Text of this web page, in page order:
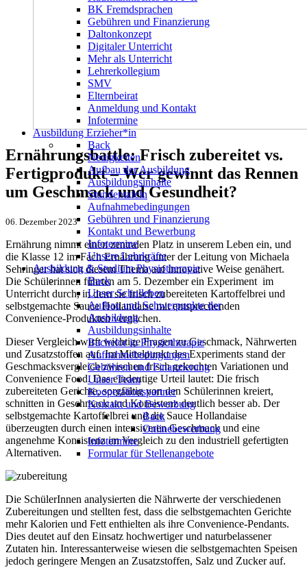
BK Fremdsprachen
Gebühren und Finanzierung
Daltonkonzept
Digitaler Unterricht
Mehr als Unterricht
Lehrerkollegium
SMV
Elternbeirat
Anmeldung und Kontakt
Infotermine
Ausbildung Erzieher*in
Back
Neuigkeiten
Aufbau der Ausbildung
Ausbildungsinhalte
Stundentafeln
Aufnahmebedingungen
Gebühren und Finanzierung
Kontakt und Bewerbung
Infotermine
Unsere Lehrkräfte
Ausbildung & Studium Physiotherapie
Back
Unser Schulleben
Aufbau und Schwerpunkte der
Ausbildung
Ausbildungsinhalte
Bachelor in Physiotherapie
Aufnahmebedingungen
Gebühren und Finanzierung
Unser Team
Kooperationspartner
Kontakt und Bewerbung
Back
Onlinebewerbung
Infotermine
Formular für Stellenangebote
Ernährungsbattle: Frisch zubereitet vs.
Fertigprodukt – Wer gewinnt das Rennen
um Geschmack und Gesundheit?
06. Dezember 2023
Ernährung nimmt einen zentralen Platz in unserem Leben ein, und
die Klasse 12 im Fach Ernährung unter der Leitung von Michaela
Sehringer hat sich diesem Thema auf innovative Weise genähert.
Die Schülerinnen führten am 5. Dezember ein Experiment im
Unterricht durch, in dem sie frisch zubereiteten Kartoffelbrei und
selbstgemachte Sauce Hollandaise mit entsprechenden
Convenience-Produkten verglichen.
Dieser Vergleich wirft wichtige Fragen zu Geschmack, Nährwerten
und Zusatzstoffen auf. Im Mittelpunkt des Experiments stand der
Geschmacksvergleich zwischen frisch gekochten Variationen und
Convenience Food. Das eindeutige Urteil lautet: Die frisch
zubereiteten Gerichte, sorgfältig von den Schülerinnen kreiert,
schnitten in Geschmack und Konsistenz deutlich besser ab. Der
selbstgemachte Kartoffelbrei und die Sauce Hollandaise
überzeugten durch einen intensiveren Geschmack und eine
angenehme Konsistenz im Vergleich zu den industriell gefertigten
Alternativen.
Die SchülerInnen analysierten die Nährwerte der verschiedenen
Zubereitungen und stellten fest, dass die selbstgemachten Gerichte
mehr Kalorien und Fett enthielten als ihre Convenience-Pendants.
Dies deutet auf den Einsatz hochwertiger und naturbelassener
Zutaten hin. Interessanterweise wiesen die selbstgemachten Speisen
jedoch geringere Mengen an Zusatzstoffen, Salz und Zucker auf.